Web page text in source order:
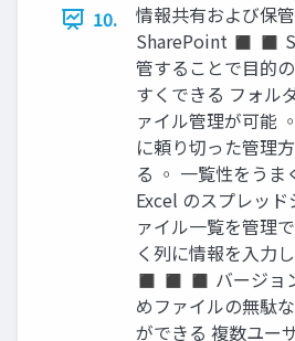
10.
情報共有および保
SharePoint ◼ ◼
管することで目的
すくできる フォル
ァイル管理が可能
に頼り切った管理
る ◦ 一覧性をうま
Excel のスプレッ
ァイル一覧を管理
く列に情報を入力
◼ ◼ ◼ バージョン
めファイルの無駄
ができる 複数ユー